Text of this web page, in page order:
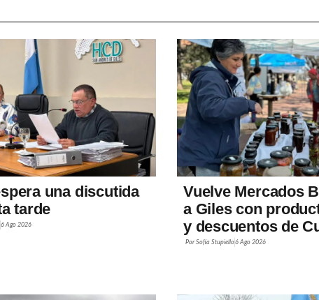
una discutida
tarde
6 Ago 2026
Vuelve Mercados
a Giles con
y descuentos de
Por Sofía Stupiello6 Ago 2026